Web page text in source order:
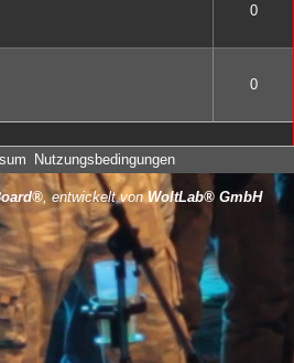
0
0
Nutzungsbedingungen
, entwickelt vonWoltLab® GmbH